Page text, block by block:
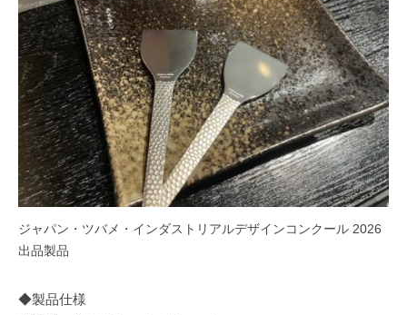
ジャパン・ツバメ・インダストリアルデザインコンクール 2026
出品製品
◆製品仕様